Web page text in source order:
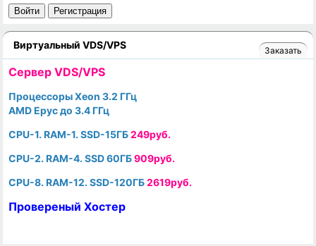
Войти Регистрация
Виртуальный VDS/VPS Заказать
Cервер VDS/VPS
Процессоры Xeon 3.2 ГГц
AMD Epyc до 3.4 ГГц
CPU-1. RAM-1. SSD-15ГБ249руб.
CPU-2. RAM-4. SSD 60ГБ909руб.
CPU-8. RAM-12. SSD-120ГБ2619руб.
Провереный Хостер